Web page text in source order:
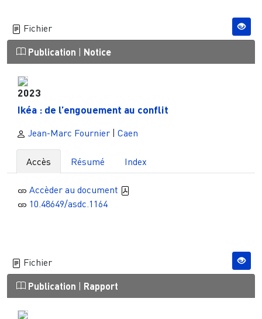
Fichier
Publication | Notice
2023
Ikéa : de l’engouement au conflit
Jean-Marc Fournier Caen
Accès Résumé Index
Accèder au document
10.48649/asdc.1164
Fichier
Publication | Rapport